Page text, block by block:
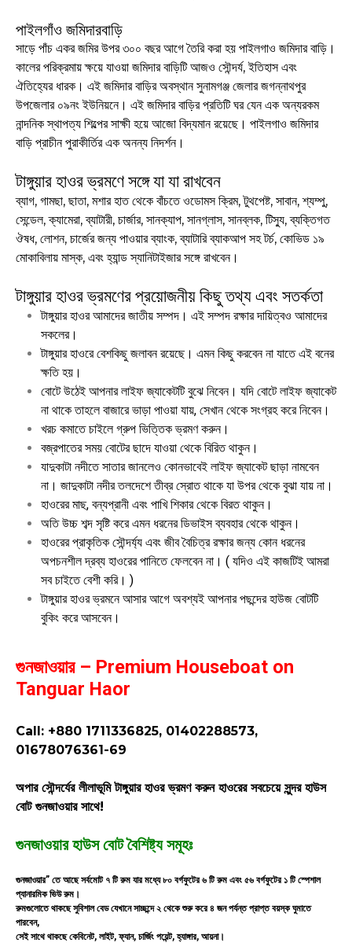
পাইলগাঁও জমিদারবাড়ি
সাড়ে পাঁচ একর জমির উপর ৩০০ বছর আগে তৈরি করা হয় পাইলগাও জমিদার বাড়ি।
কালের পরিক্রমায় ক্ষয়ে যাওয়া জমিদার বাড়িটি আজও সৌন্দর্য, ইতিহাস এবং
ঐতিহ্যের ধারক। এই জমিদার বাড়ির অবস্থান সুনামগঞ্জ জেলার জগন্নাথপুর
উপজেলার ০৯নং ইউনিয়নে। এই জমিদার বাড়ির প্রতিটি ঘর যেন এক অন্যরকম
নান্দনিক স্থাপত্য শিল্পের সাক্ষী হয়ে আজো বিদ্যমান রয়েছে। পাইলগাও জমিদার
বাড়ি প্রাচীন পুরাকীর্তির এক অনন্য নিদর্শন।
টাঙ্গুয়ার হাওর ভ্রমণে সঙ্গে যা যা রাখবেন
ব্যাগ, গামছা, ছাতা, মশার হাত থেকে বাঁচতে ওডোমস ক্রিম, টুথপেষ্ট, সাবান, শ্যম্পু,
সেন্ডেল, ক্যামেরা, ব্যাটারী, চার্জার, সানক্যাপ, সানগ্লাস, সানব্লক, টিস্যু, ব্যক্তিগত
ঔষধ, লোশন, চার্জের জন্য পাওয়ার ব্যাংক, ব্যাটারি ব্যাকআপ সহ টর্চ, কোভিড ১৯
মোকাবিলায় মাস্ক, এবং হ্যান্ড স্যানিটাইজার সঙ্গে রাখবেন।
টাঙ্গুয়ার হাওর ভ্রমণের প্রয়োজনীয় কিছু তথ্য এবং সতর্কতা
টাঙ্গুয়ার হাওর আমাদের জাতীয় সম্পদ। এই সম্পদ রক্ষার দায়িত্বও আমাদের
সকলের।
টাঙ্গুয়ার হাওরে বেশকিছু জলাবন রয়েছে। এমন কিছু করবেন না যাতে এই বনের
ক্ষতি হয়।
বোটে উঠেই আপনার লাইফ জ্যাকেটটি বুঝে নিবেন। যদি বোটে লাইফ জ্যাকেট
না থাকে তাহলে বাজারে ভাড়া পাওয়া যায়, সেখান থেকে সংগ্রহ করে নিবেন।
খরচ কমাতে চাইলে গ্রুপ ভিত্তিক ভ্রমণ করুন।
বজ্রপাতের সময় বোটের ছাদে যাওয়া থেকে বিরিত থাকুন।
যাদুকাটা নদীতে সাতার জানলেও কোনভাবেই লাইফ জ্যাকেট ছাড়া নামবেন
না। জাদুকাটা নদীর তলদেশে তীব্র স্রোত থাকে যা উপর থেকে বুঝা যায় না।
হাওরের মাছ, বন্যপ্রানী এবং পাখি শিকার থেকে বিরত থাকুন।
অতি উচ্চ শব্দ সৃষ্টি করে এমন ধরনের ডিভাইস ব্যবহার থেকে থাকুন।
হাওরের প্রাকৃতিক সৌন্দর্য্য এবং জীব বৈচিত্র রক্ষার জন্য কোন ধরনের
অপচনশীল দ্রব্য হাওরের পানিতে ফেলবেন না। ( যদিও এই কাজটিই আমরা
সব চাইতে বেশী করি। )
টাঙ্গুয়ার হাওর ভ্রমনে আসার আগে অবশ্যই আপনার পছন্দের হাউজ বোটটি
বুকিং করে আসবেন।
গুনজাওয়ার – Premium Houseboat on
Tanguar Haor
Call: +880 1711336825, 01402288573,
01678076361-69
অপার সৌন্দর্যের লীলাভূমি টাঙ্গুয়ার হাওর ভ্রমণ করুন হাওরের সবচেয়ে সুন্দর হাউস
বোট গুনজাওয়ার সাথে!
গুনজাওয়ার হাউস বোট বৈশিষ্ট্য সমূহঃ
গুনজাওয়ার” তে আছে সর্বমোট ৭ টি রুম যার মধ্যে ৮০ বর্গফুটের ৬ টি রুম এবং ৫৬ বর্গফুটের ১ টি স্পেশাল
প্যানারমিক ভিউ রুম।
রুমগুলোতে থাকছে সুবিশাল বেড যেখানে সাচ্ছন্দে ২ থেকে শুরু করে ৪ জন পর্যন্ত প্রাপ্ত বয়স্ক ঘুমাতে
পারবেন,
সেই সাথে থাকছে কেবিনেট, লাইট, ফ্যান, চার্জিং পয়েন্ট, হ্যাঙ্গার, আয়না।